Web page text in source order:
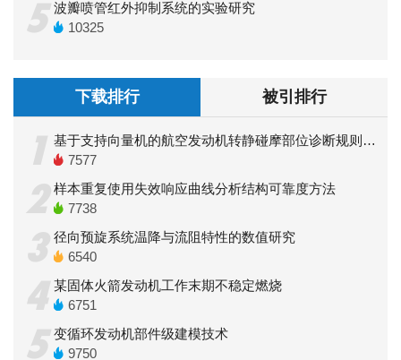
5 波瓣喷管红外抑制系统的实验研究
10325
下载排行 被引排行
1
基于支持向量机的航空发动机转静碰摩部位诊断规则提取
7577
2 样本重复使用失效响应曲线分析结构可靠度方法
7738
3 径向预旋系统温降与流阻特性的数值研究
6540
4 某固体火箭发动机工作末期不稳定燃烧
6751
5 变循环发动机部件级建模技术
9750